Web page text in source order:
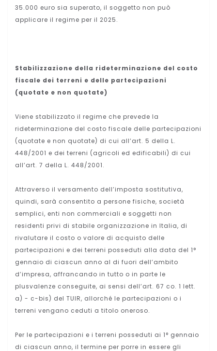
35.000 euro sia superato, il soggetto non può
applicare il regime per il 2025.
Stabilizzazione della rideterminazione del costo
fiscale dei terreni e delle partecipazioni
(quotate e non quotate)
Viene stabilizzato il regime che prevede la
rideterminazione del costo fiscale delle partecipazioni
(quotate e non quotate) di cui all’art. 5 della L.
448/2001 e dei terreni (agricoli ed edificabili) di cui
all’art. 7 della L. 448/2001.
Attraverso il versamento dell’imposta sostitutiva,
quindi, sarà consentito a persone fisiche, società
semplici, enti non commerciali e soggetti non
residenti privi di stabile organizzazione in Italia, di
rivalutare il costo o valore di acquisto delle
partecipazioni e dei terreni posseduti alla data del 1°
gennaio di ciascun anno al di fuori dell’ambito
d’impresa, affrancando in tutto o in parte le
plusvalenze conseguite, ai sensi dell’art. 67 co. 1 lett.
a) - c-bis) del TUIR, allorché le partecipazioni o i
terreni vengano ceduti a titolo oneroso.
Per le partecipazioni e i terreni posseduti ai 1° gennaio
di ciascun anno, il termine per porre in essere gli